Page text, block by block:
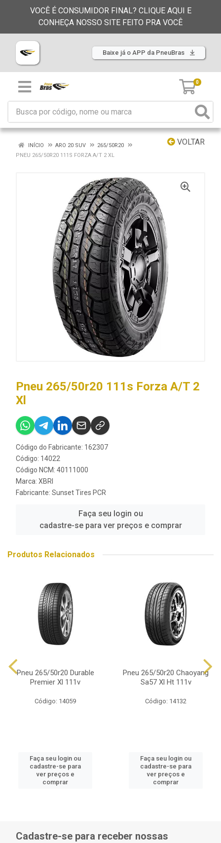
VOCÊ É CONSUMIDOR FINAL? CLIQUE AQUI E
CONHEÇA NOSSO SITE FEITO PRA VOCÊ
Baixe já o APP da PneuBras
0
VOLTAR
INÍCIO ARO 20 SUV
265/50R20
PNEU 265/50R20 111S FORZA A/T 2 XL
Pneu 265/50r20 111s Forza A/T 2
Xl
Código do Fabricante: 162307
Código: 14022
Código NCM: 40111000
Marca: XBRI
Fabricante: Sunset Tires PCR
Faça seu login ou
cadastre-se para ver preços e comprar
Produtos Relacionados
Pneu 265/50r20 Durable
Premier Xl 111v
Código: 14059
Faça seu login ou
cadastre-se para
ver preços e
comprar
Pneu 265/50r20 Chaoyang
Sa57 Xl Ht 111v
Código: 14132
Faça seu login ou
cadastre-se para
ver preços e
comprar
Cadastre-se para receber nossas